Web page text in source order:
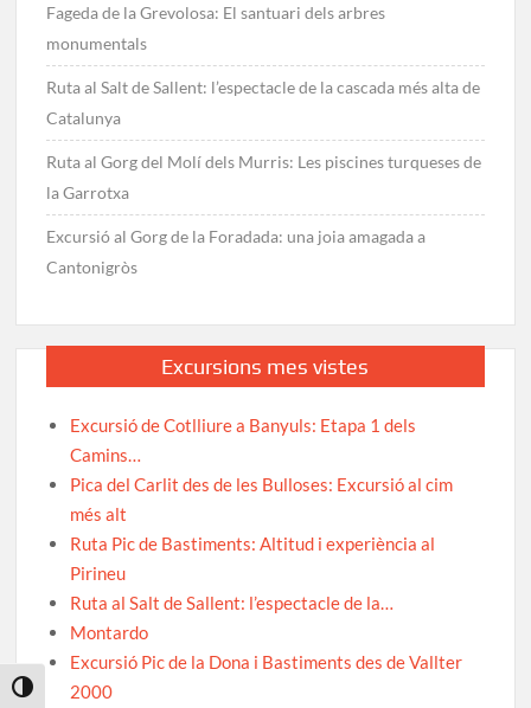
Toggle High Contrast
Fageda de la Grevolosa: El santuari dels arbres
monumentals
Ruta al Salt de Sallent: l’espectacle de la cascada més alta de
Catalunya
Ruta al Gorg del Molí dels Murris: Les piscines turqueses de
la Garrotxa
Excursió al Gorg de la Foradada: una joia amagada a
Cantonigròs
Excursions mes vistes
Excursió de Cotlliure a Banyuls: Etapa 1 dels
Camins…
Pica del Carlit des de les Bulloses: Excursió al cim
més alt
Ruta Pic de Bastiments: Altitud i experiència al
Pirineu
Ruta al Salt de Sallent: l’espectacle de la…
Montardo
Excursió Pic de la Dona i Bastiments des de Vallter
2000